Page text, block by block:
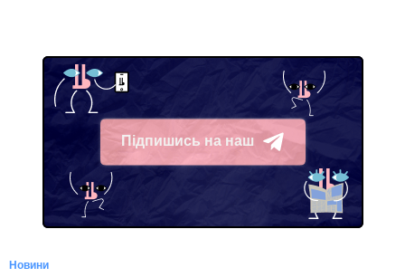
Підпишись на наш
Telegram
Новини